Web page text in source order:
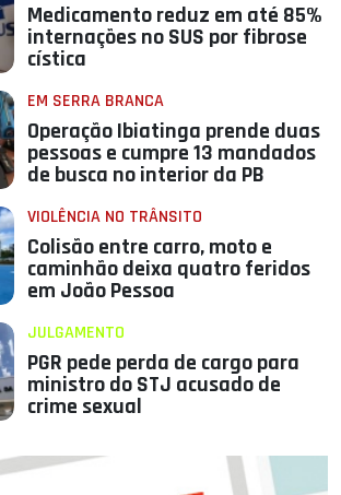
Medicamento reduz em até 85%
internações no SUS por fibrose
cística
EM SERRA BRANCA
Operação Ibiatinga prende duas
pessoas e cumpre 13 mandados
de busca no interior da PB
VIOLÊNCIA NO TRÂNSITO
Colisão entre carro, moto e
caminhão deixa quatro feridos
em João Pessoa
JULGAMENTO
PGR pede perda de cargo para
ministro do STJ acusado de
crime sexual